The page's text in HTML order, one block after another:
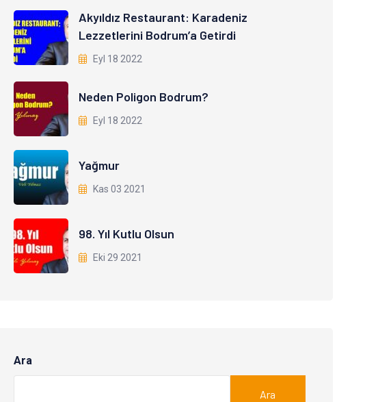
Akyıldız Restaurant: Karadeniz
Lezzetlerini Bodrum’a Getirdi
Eyl 18 2022
Neden Poligon Bodrum?
Eyl 18 2022
Yağmur
Kas 03 2021
98. Yıl Kutlu Olsun
Eki 29 2021
Ara
Ara